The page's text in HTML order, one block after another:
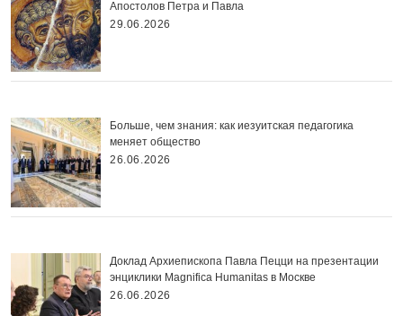
Апостолов Петра и Павла
29.06.2026
Больше, чем знания: как иезуитская педагогика
меняет общество
26.06.2026
Доклад Архиепископа Павла Пецци на презентации
энциклики Magnifica Нumanitas в Москве
26.06.2026